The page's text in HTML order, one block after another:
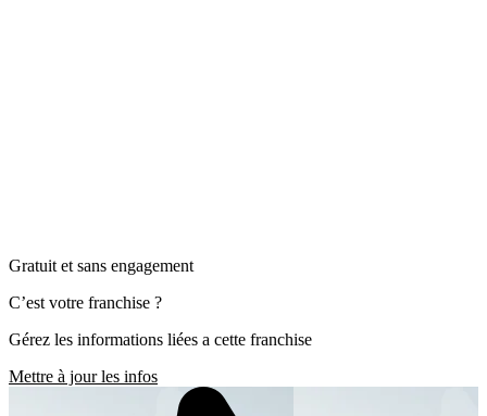
Gratuit et sans engagement
C’est votre franchise ?
Gérez les informations liées a cette franchise
Mettre à jour les infos